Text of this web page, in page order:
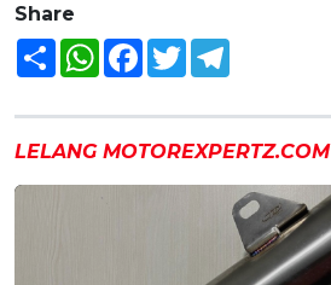
Share
Share WhatsAppFacebook
Twitter
LELANG MOTOREXPERTZ.COM